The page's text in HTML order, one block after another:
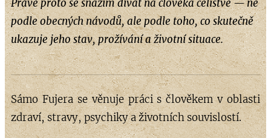
Právě proto se snažím dívat na člověka celistvě — ne
podle obecných návodů, ale podle toho, co skutečně
ukazuje jeho stav, prožívání a životní situace.
Sámo Fujera se věnuje práci s člověkem v oblasti
zdraví, stravy, psychiky a životních souvislostí.